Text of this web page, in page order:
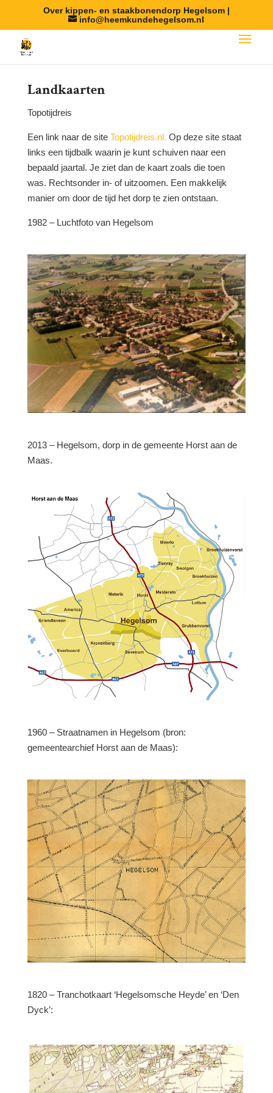
Over kippen- en staakbonendorp Hegelsom |
info@heemkundehegelsom.nl
Landkaarten
Topotijdreis
Een link naar de site Topotijdreis.nl. Op deze site staat
links een tijdbalk waarin je kunt schuiven naar een
bepaald jaartal. Je ziet dan de kaart zoals die toen
was. Rechtsonder in- of uitzoomen. Een makkelijk
manier om door de tijd het dorp te zien ontstaan.
1982 – Luchtfoto van Hegelsom
2013 – Hegelsom, dorp in de gemeente Horst aan de
Maas.
1960 – Straatnamen in Hegelsom (bron:
gemeentearchief Horst aan de Maas):
1820 – Tranchotkaart ‘Hegelsomsche Heyde’ en ‘Den
Dyck’: